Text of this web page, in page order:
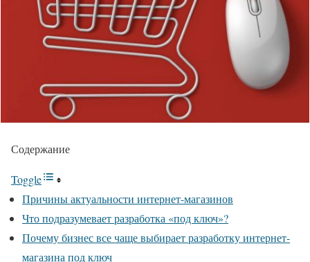
Содержание
Toggle
Причины актуальности интернет-магазинов
Что подразумевает разработка «под ключ»?
Почему бизнес все чаще выбирает разработку интернет-
магазина под ключ